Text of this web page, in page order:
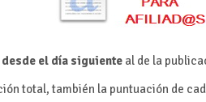
desde el día siguiente al de la
total, también la puntuación de